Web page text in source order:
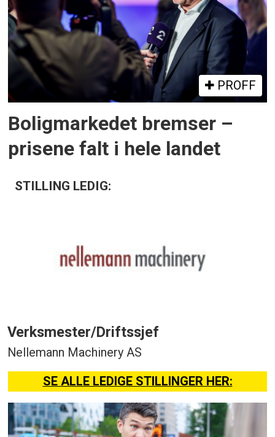
PROFF
Boligmarkedet bremser –
prisene falt i hele landet
STILLING LEDIG:
Verksmester/Driftssjef
Nellemann Machinery AS
SE ALLE LEDIGE STILLINGER HER: